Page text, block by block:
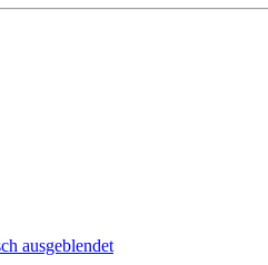
ausgeblendet